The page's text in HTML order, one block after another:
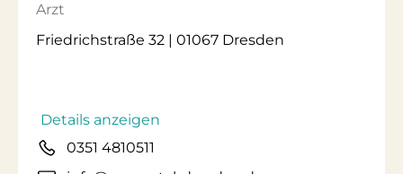
Arzt
Friedrichstraße 32 | 01067 Dresden
Details anzeigen
0351 4810511